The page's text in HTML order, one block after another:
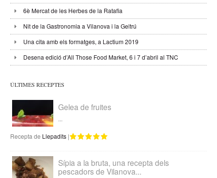
6è Mercat de les Herbes de la Ratafia
Nit de la Gastronomia a Vilanova i la Geltrú
Una cita amb els formatges, a Lactium 2019
Desena edició d’All Those Food Market, 6 i 7 d’abril al TNC
ÚLTIMES RECEPTES
Gelea de fruites
...
Recepta de Llepadits |
Sípia a la bruta, una recepta dels
pescadors de Vilanova...